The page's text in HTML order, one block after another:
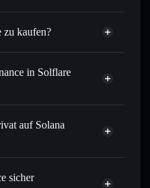
zu kaufen?
nicht
in Solflare
Wallet
gegen SOL, USDC oder
mit intelligentem Order
auf Solana
Privacy
sicher